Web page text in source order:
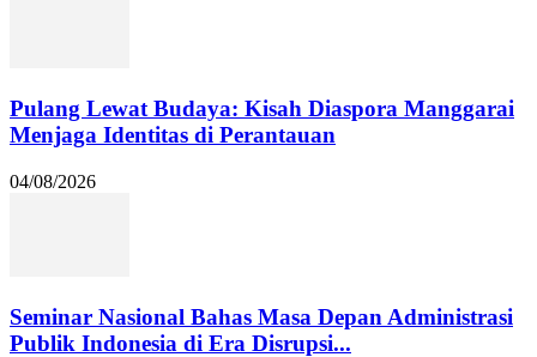
Pulang Lewat Budaya: Kisah Diaspora Manggarai
Menjaga Identitas di Perantauan
04/08/2026
Seminar Nasional Bahas Masa Depan Administrasi
Publik Indonesia di Era Disrupsi...